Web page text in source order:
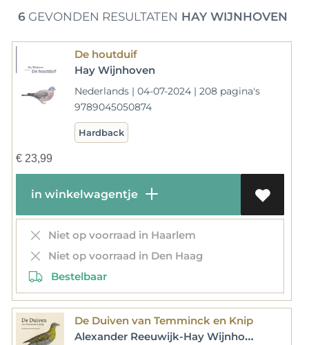
6GEVONDEN RESULTATEN HAY WIJNHOVEN
De houtduif
Hay Wijnhoven
Nederlands | 04-07-2024 | 208 pagina's
9789045050874
Hardback
€23,99
in winkelwagentje
Niet op voorraad in Haarlem
Niet op voorraad in Den Haag
Bestelbaar
De Duiven van Temminck en Knip
Alexander Reeuwijk-Hay Wijnhoven